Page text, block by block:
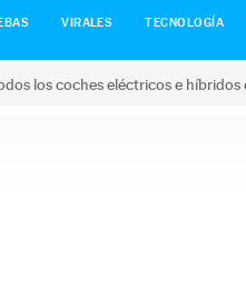
VIRALES TECNOLOGÍA
los coches eléctricos e